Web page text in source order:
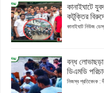
কানাইঘাটে
কটূক্তির
কানাইঘাট নিউজ
বন্ধ
ডিএমডি
নিজস্ব প্রতিবেদক :